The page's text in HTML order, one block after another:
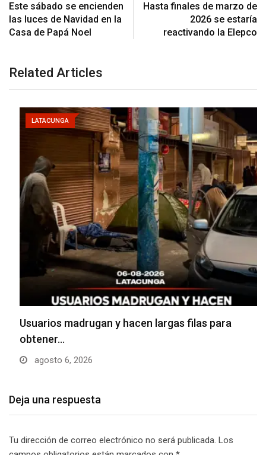
Este sábado se encienden
las luces de Navidad en la
Casa de Papá Noel
Hasta finales de marzo de
2026 se estaría
reactivando la Elepco
Related Articles
LATACUNGA
Usuarios madrugan y hacen largas filas para
obtener…
agosto 6, 2026
Deja una respuesta
Tu dirección de correo electrónico no será publicada. Los